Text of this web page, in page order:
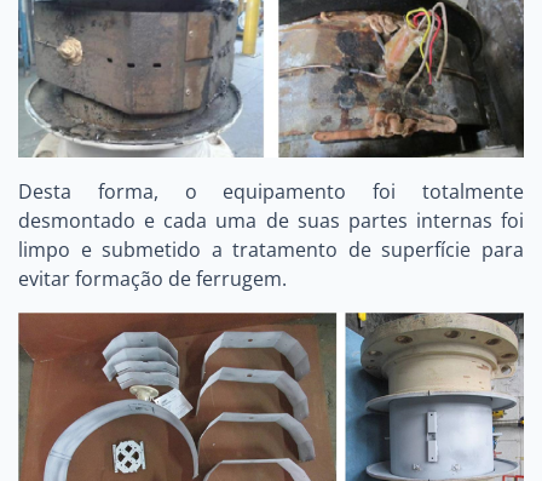
Desta forma, o equipamento foi totalmente
desmontado e cada uma de suas partes internas foi
limpo e submetido a tratamento de superfície para
evitar formação de ferrugem.